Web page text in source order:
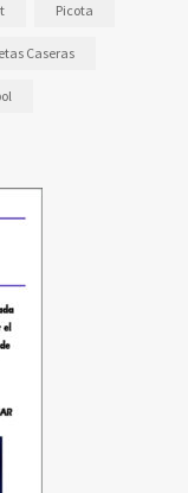
Picota
Caseras